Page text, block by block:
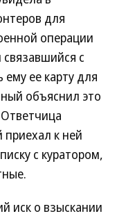
для
операции
с
ее карту для
объяснил это
приехал к ней
с куратором,
иск о взыскании